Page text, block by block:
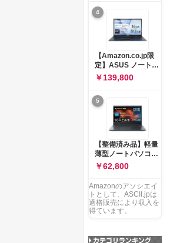
Ryzen™ 5 8640HS
メモリ16GB
SSD512GB
Microsoft 365 試用
版 Windows11 バッ
テリー駆動12.6時間
重量1.39kg ルナグレ
ー 83K9003JJP ノー
トPC
4
【Amazon.co.jp限
定】ASUS ノートパ
ソコン Vivobook 15
M1502NAQ 15.6イ
ンチ AMD Ryzen 7
170 メモリ16GB
SSD 512GB
Microsoft 365
Personal (24か月版)
搭載 Windows 11 重
量1.7kg Wi-Fi 6E ク
ワイエットブルー
M1502NAQ-
￥139,800
5
【整備済み品】軽量
薄型ノートパソコン
dynabook G83 ■
13.3型
FHD(1920x1080) -
高性能第11世代Core
i5-1135G7 - メモリ
16GB - SSD 256GB
USB Type-C - MS
￥62,800
Amazonのアソシエイ
トとして、ASCII.jpは
適格販売により収入を
得ています。